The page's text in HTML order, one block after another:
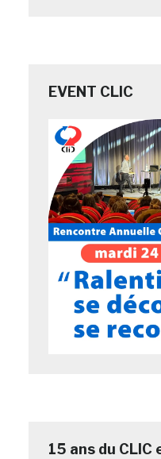
EVENT CLIC
15 ans du CLIC